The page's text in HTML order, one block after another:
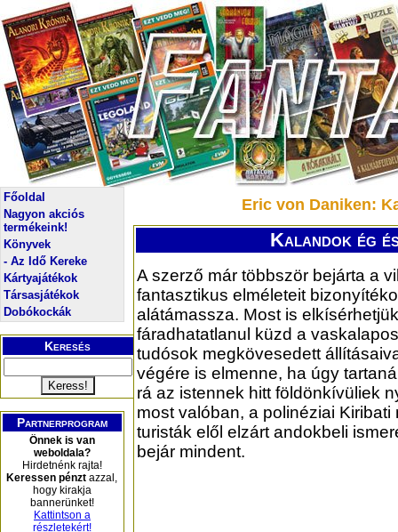
Főoldal
Nagyon akciós
termékeink!
Könyvek
- Az Idő Kereke
Kártyajátékok
Társasjátékok
Dobókockák
Keresés
Partnerprogram
Önnek is van
weboldala?
Hirdetnénk rajta!
Keressen pénzt azzal,
hogy kirakja
bannerünket!
Kattintson a
részletekért!
Eric von Daniken:
Kalandok ég
A szerző már többször bejárta a
fantasztikus elméleteit
alátámassza. Most is
fáradhatatlanul küzd a
tudósok megkövesedett
végére is elmenne, ha úgy
rá az istennek hitt földönkívüliek
most valóban, a polinéziai Kiribati
turisták elől elzárt andokbeli
bejár mindent.